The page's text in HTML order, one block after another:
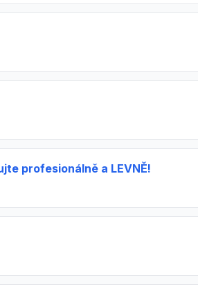
profesionálně a LEVNĚ!